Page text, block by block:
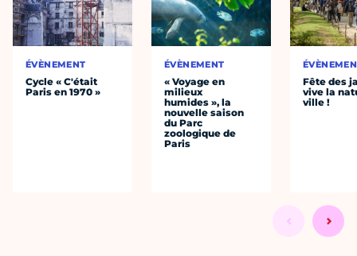
ÉVÈNEMENT
Cycle « C'était
Paris en 1970 »
ÉVÈNEMENT
« Voyage en
milieux
humides », la
nouvelle saison
du Parc
zoologique de
Paris
Fête des
vive la
ville !